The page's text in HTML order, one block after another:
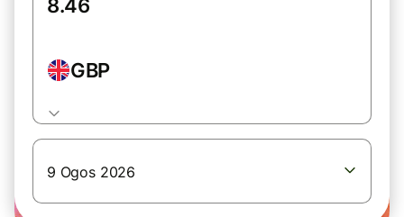
GBP
9 Ogos 2026